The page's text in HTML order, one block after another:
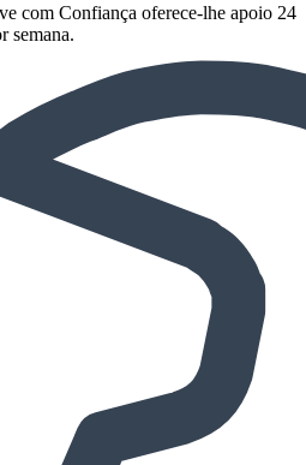
com Confiança oferece-lhe apoio 24
semana.